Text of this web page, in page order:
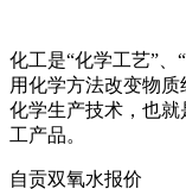
化工是“化学工艺”、
用化学方法改变物
化学生产技术，也
工产品。
自贡双氧水报价